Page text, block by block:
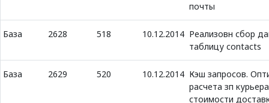
почты
База 2628 518 10.12.2014 Реализовн сбор
таблицу contacts
База 2629 520 10.12.2014 Кэш запросов.
расчета зп
стоимости